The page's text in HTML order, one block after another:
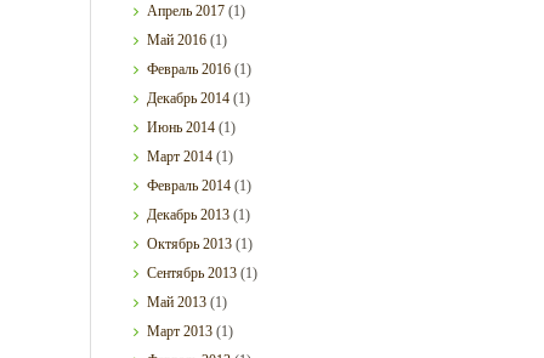
Апрель2017 (1)
Май2016 (1)
Февраль2016 (1)
Декабрь2014 (1)
Июнь2014 (1)
Март2014 (1)
Февраль2014 (1)
Декабрь2013 (1)
Октябрь2013 (1)
Сентябрь2013 (1)
Май2013 (1)
Март2013 (1)